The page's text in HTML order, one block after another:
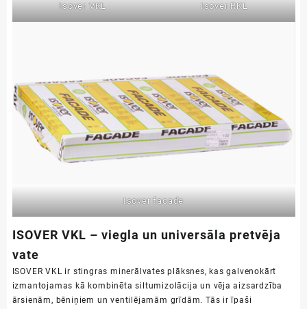
Isover VKL Isover RKL
Isover facade
ISOVER VKL – viegla un universāla pretvēja
vate
ISOVER VKL ir stingras minerālvates plāksnes, kas galvenokārt
izmantojamas kā kombinēta siltumizolācija un vēja aizsardzība
ārsienām, bēniņiem un ventilējamām grīdām. Tās ir īpaši